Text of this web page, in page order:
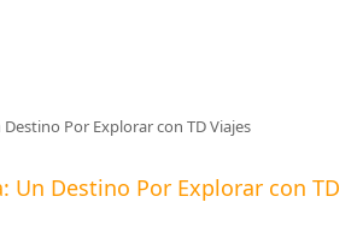
Un Destino Por Explorar con TD